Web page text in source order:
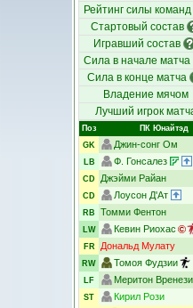
Рейтинг силы команд
Стартовый состав
Игравший состав
Сила в начале матча
Сила в конце матча
Владение мячом
Лучший игрок
Поз
ПК Юнайтэд
GK
Джин-сонг Ом
LB
Ф. Гонсалез
CD
Джэйми Райан
CD
Лоусон Д'Ат
RB
Томми Фентон
LW
Кевин Риохас
FR
Дональд Мулату
RW
Томоя Фудзии
LF
Меритон Вренези
ST
Кирил Рози